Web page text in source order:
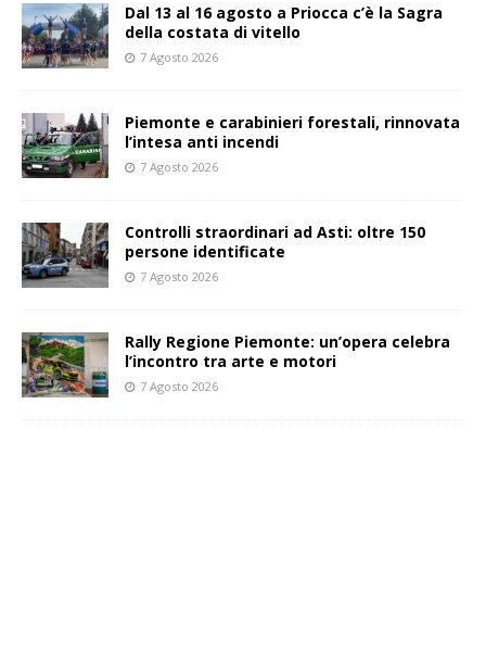
Dal 13 al 16 agosto a Priocca c’è la Sagra
della costata di vitello
7 Agosto 2026
Piemonte e carabinieri forestali, rinnovata
l’intesa anti incendi
7 Agosto 2026
Controlli straordinari ad Asti: oltre 150
persone identificate
7 Agosto 2026
Rally Regione Piemonte: un’opera celebra
l’incontro tra arte e motori
7 Agosto 2026